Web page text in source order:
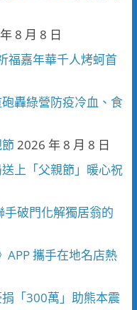
8 月 8 日
嘉年華千人烤蚵首
轟綠營防疫冷血、食
2026 年 8 月 8 日
上「父親節」暖心祝
破門化解獨居翁的
APP 攜手在地名店熱
「300萬」助熊本震